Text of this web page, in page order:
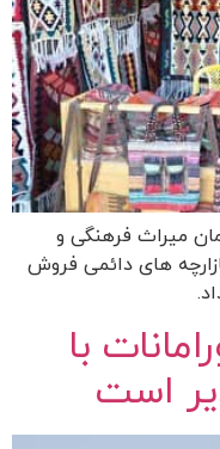
میراث فرهنگی و
های دائمی فروش
با
است